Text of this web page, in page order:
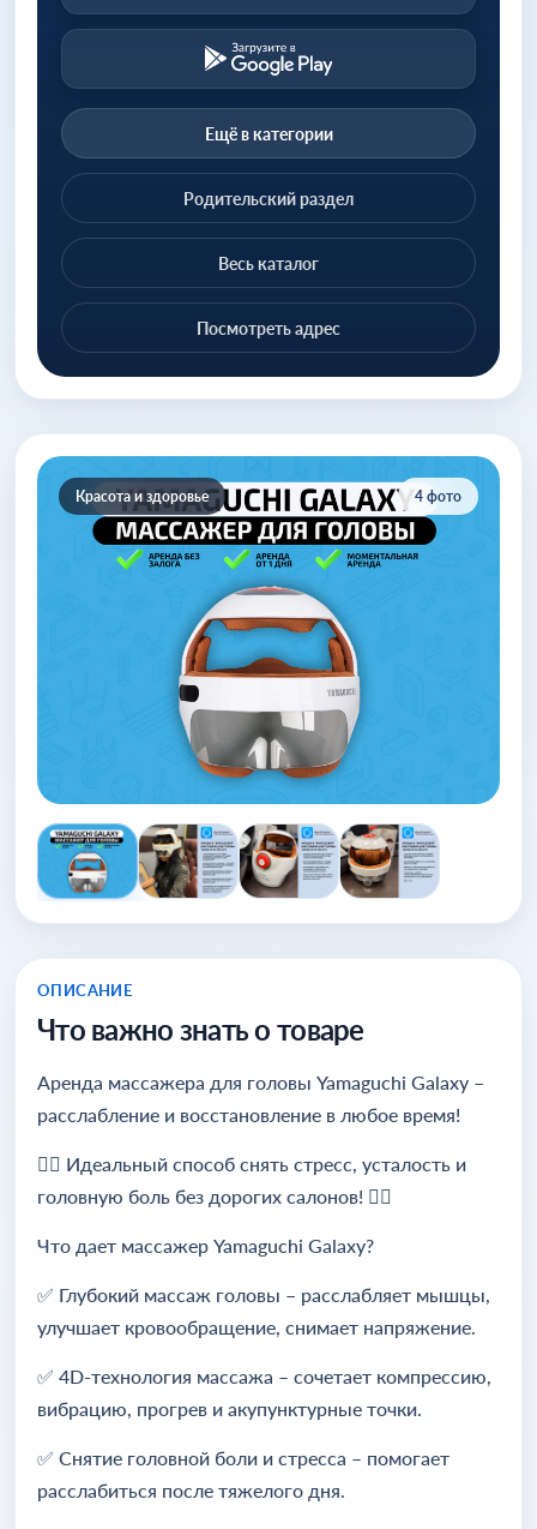
Красота и здоровье 4 фото
Ещё в категории
Родительский раздел
Весь каталог
Посмотреть адрес
ОПИСАНИЕ
Что важно знать о товаре
Аренда массажера для головы Yamaguchi Galaxy –
расслабление и восстановление в любое время!
💆‍♂️ Идеальный способ снять стресс, усталость и
головную боль без дорогих салонов! 💆‍♀️
Что дает массажер Yamaguchi Galaxy?
✅ Глубокий массаж головы – расслабляет мышцы,
улучшает кровообращение, снимает напряжение.
✅ 4D-технология массажа – сочетает компрессию,
вибрацию, прогрев и акупунктурные точки.
✅ Снятие головной боли и стресса – помогает
расслабиться после тяжелого дня.